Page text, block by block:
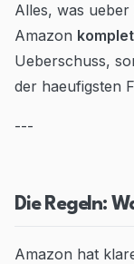
Alles, was
Amazon
Ueberschuss,
der haeufigsten
---
Die Regeln:
Amazon hat